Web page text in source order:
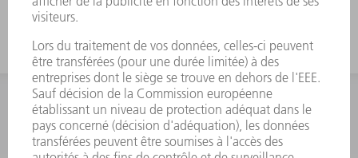
INFORMATION
Foire aux questions
Termes et conditions